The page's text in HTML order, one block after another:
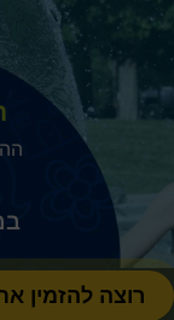
רוצה להזמין